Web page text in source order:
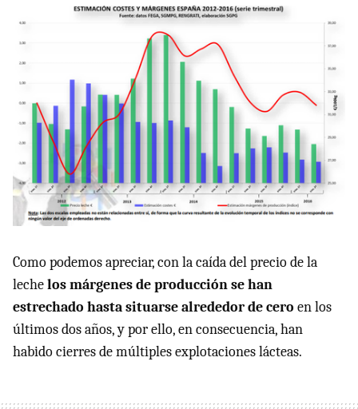
Como podemos apreciar, con la caída del precio de la
lechelos márgenes de producción se han
estrechado hasta situarse alrededor de cero en los
últimos dos años, y por ello, en consecuencia, han
habido cierres de múltiples explotaciones lácteas.